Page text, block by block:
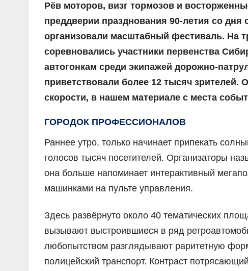
Рёв моторов, визг тормозов и
преддверии празднования 90-летия со дня
организовали масштабный фестиваль. На
соревновались участники первенства
автогонкам среди экипажей дорожно-
приветствовали более 12 тысяч зрителей.
скорости, в нашем материале с места
ГОРОДОК ПРОФЕССИОНАЛОВ
Раннее утро, только начинает припекать
голосов тысяч посетителей. Организаторы
она больше напоминает интерактивный
машинками на пульте управления.
Здесь развёрнуто около 40 тематических
вызывают выстроившиеся в ряд
любопытством разглядывают раритетную
полицейский транспорт. Контраст